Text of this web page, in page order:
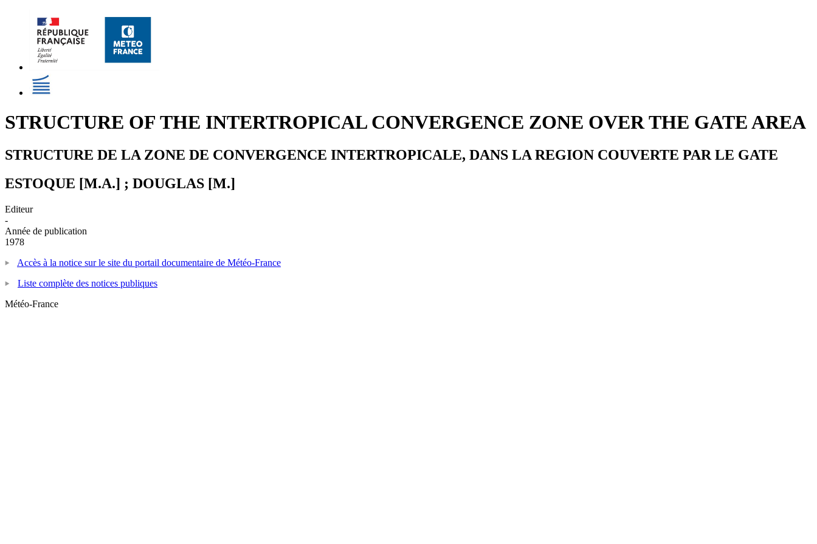
STRUCTURE OF THE INTERTROPICAL CONVERGENCE ZONE OVER THE GATE AREA
STRUCTURE DE LA ZONE DE CONVERGENCE INTERTROPICALE, DANS LA REGION COUVERTE PAR LE GATE
ESTOQUE [M.A.] ; DOUGLAS [M.]
Editeur
-
Année de publication
1978
Accès à la notice sur le site du portail documentaire de Météo-France
Liste complète des notices publiques
Météo-France